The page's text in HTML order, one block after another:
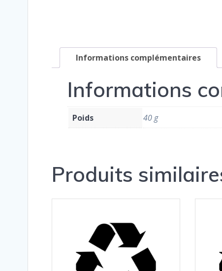
Informations complémentaires
Informations
Poids 40 g
Produits